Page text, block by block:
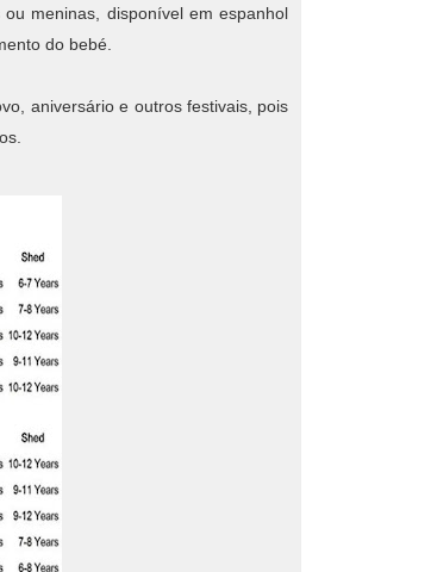
meninas, disponível em espanhol
do bebé.
aniversário e outros festivais, pois